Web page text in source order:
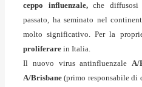
ceppo influenzale,che diffusosi
passato, ha seminato nel
molto significativo. Per la
proliferare in Italia.
Il nuovo virus antinfluenzaleA/
A/Brisbane (primo responsabile di